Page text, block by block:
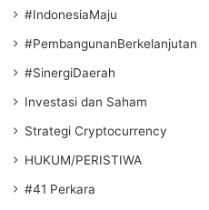
#IndonesiaMaju
#PembangunanBerkelanjutan
#SinergiDaerah
Investasi dan Saham
Strategi Cryptocurrency
HUKUM/PERISTIWA
#41 Perkara